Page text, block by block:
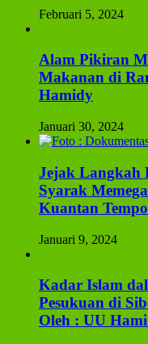
Februari 5, 2024
Alam Pikiran
Makanan di
Hamidy
Januari 30, 2024
Jejak Langkah
Syarak
Kuantan
Januari 9, 2024
Kadar Islam
Pesukuan di
Oleh : UU